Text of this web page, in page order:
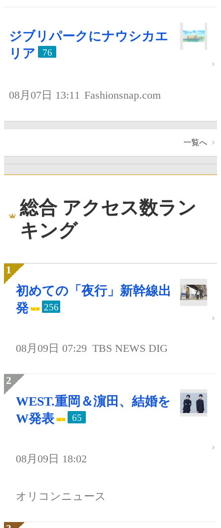
ジブリパークにナウシカエ
リア
76
08月07日 13:11 Fashionsnap.com
一覧へ
総合 アクセス数ラン
キング
初めての「夜行」新幹線出
発
256
08月09日 07:29 TBS NEWS DIG
WEST.重岡＆濵田、結婚を
W発表
65
08月09日 18:02
オリコンニュース